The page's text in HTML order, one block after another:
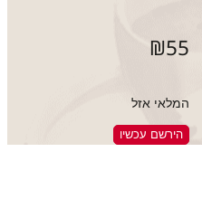
₪55
המלאי אזל
הירשם עכשיו